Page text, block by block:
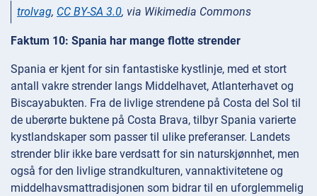
trolvag, CC BY-SA 3.0, via Wikimedia Commons
Faktum 10: Spania har mange flotte strender
Spania er kjent for sin fantastiske kystlinje, med et stort
antall vakre strender langs Middelhavet, Atlanterhavet og
Biscayabukten. Fra de livlige strendene på Costa del Sol til
de uberørte buktene på Costa Brava, tilbyr Spania varierte
kystlandskaper som passer til ulike preferanser. Landets
strender blir ikke bare verdsatt for sin naturskjønnhet, men
også for den livlige strandkulturen, vannaktivitetene og
middelhavsmattradisjonen som bidrar til en uforglemmelig